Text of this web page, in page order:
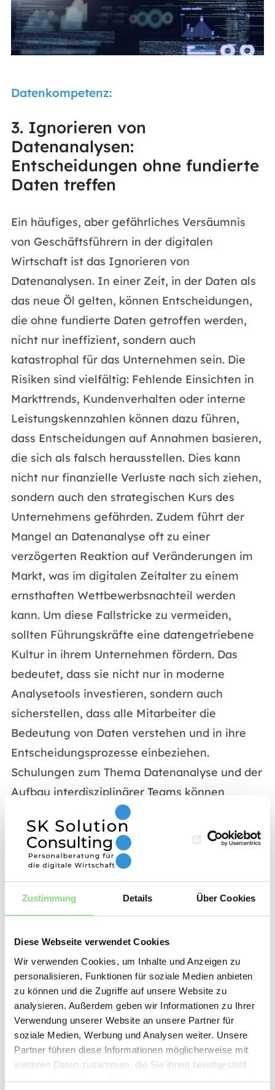
Zustimmung Details Über Cookies
Diese Webseite verwendet Cookies
Wir verwenden Cookies, um Inhalte und Anzeigen zu
personalisieren, Funktionen für soziale Medien anbieten
zu können und die Zugriffe auf unsere Website zu
analysieren. Außerdem geben wir Informationen zu Ihrer
Verwendung unserer Website an unsere Partner für
soziale Medien, Werbung und Analysen weiter. Unsere
Partner führen diese Informationen möglicherweise mit
weiteren Daten zusammen, die Sie ihnen bereitgestellt
haben oder die sie im Rahmen Ihrer Nutzung der Dienste
Datenkompetenz:
3. Ignorieren von
Datenanalysen:
Entscheidungen ohne fundierte
Daten treffen
Ein häufiges, aber gefährliches Versäumnis
von Geschäftsführern in der digitalen
Wirtschaft ist das Ignorieren von
Datenanalysen. In einer Zeit, in der Daten als
das neue Öl gelten, können Entscheidungen,
die ohne fundierte Daten getroffen werden,
nicht nur ineffizient, sondern auch
katastrophal für das Unternehmen sein. Die
Risiken sind vielfältig: Fehlende Einsichten in
Markttrends, Kundenverhalten oder interne
Leistungskennzahlen können dazu führen,
dass Entscheidungen auf Annahmen basieren,
die sich als falsch herausstellen. Dies kann
nicht nur finanzielle Verluste nach sich ziehen,
sondern auch den strategischen Kurs des
Unternehmens gefährden. Zudem führt der
Mangel an Datenanalyse oft zu einer
verzögerten Reaktion auf Veränderungen im
Markt, was im digitalen Zeitalter zu einem
ernsthaften Wettbewerbsnachteil werden
kann. Um diese Fallstricke zu vermeiden,
sollten Führungskräfte eine datengetriebene
Kultur in ihrem Unternehmen fördern. Das
bedeutet, dass sie nicht nur in moderne
Analysetools investieren, sondern auch
sicherstellen, dass alle Mitarbeiter die
Bedeutung von Daten verstehen und in ihre
Entscheidungsprozesse einbeziehen.
Schulungen zum Thema Datenanalyse und der
Aufbau interdisziplinärer Teams können
hierbei wertvolle Unterstützung bieten. Wenn
Unternehmen lernen, Daten als wertvolle
Ressource zu nutzen, können sie fundierte
Entscheidungen treffen, die langfristig zu
SK Solution Consulting
steht Ihnen zur
Seite, um diese Fehler zu vermeiden.
Gemeinsam mit
Next Level Leader
entwickeln wir individuelle Strategien für Ihre
Personalentwicklung. Unsere Ansätze sind
praxisnah und zukunftsorientiert. Im digitalen
Zeitalter ist es entscheidend, die richtigen
Talente zur richtigen Zeit zu finden. Unsere
Experten unterstützen Sie dabei, Fach- und